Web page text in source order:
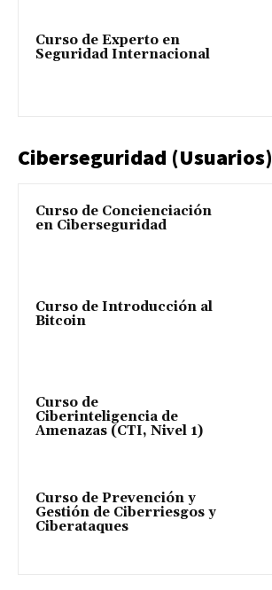
Curso de Experto en
Seguridad Internacional
Ciberseguridad (Usuarios)
Curso de Concienciación
en Ciberseguridad
Curso de Introducción al
Bitcoin
Curso de
Ciberinteligencia de
Amenazas (CTI, Nivel 1)
Curso de Prevención y
Gestión de Ciberriesgos y
Ciberataques